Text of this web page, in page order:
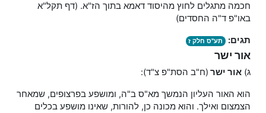
חכמה מתגלים לחוץ מהיסוד דאמא בתוך הז"א. (דף תקל"א
באו"פ ד"ה החסדים)
תגים: תע"ס חלק ז
אור ישר
ג)אור ישר (ח"ב הסת"פ צ"ד):
הוא האור העליון הנמשך מא"ס ב"ה, ומושפע בפרצופים, שמאחר
הצמצום ואילך. והוא מכונה כן, להורות, שאינו מושפע בכלים